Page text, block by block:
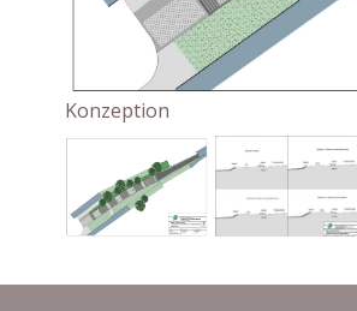
Konzeption